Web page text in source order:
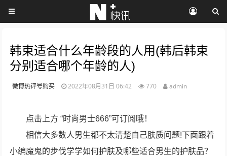
韩束适合什么年龄段的人用(韩后韩束
分别适合哪个年龄的人)
微博热评号购买 2022年08月31日 06:42 770 admin
点击上方 “时尚男士666”可订阅哦！
相信大多数人男生都不太清楚自己肤质问题!下面跟着
小编魔鬼的步伐学学如何护肤及哪些适合男生的护肤品？